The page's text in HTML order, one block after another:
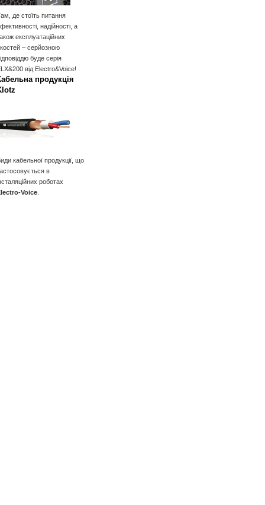
де стоїть питання
надійності, а
експлуатаційних
– серйозною
буде серія
від Electro&Voice!
продукція
кабельної продукції, що
в
роботах
Voice